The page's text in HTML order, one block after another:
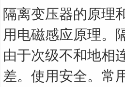
隔离变压器的原理
用电磁感应原理。
由于次级不和地相
差。使用安全。常